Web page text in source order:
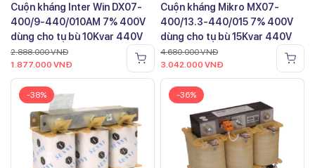
Cuộn kháng Inter Win DX07-
400/9-440/010AM 7% 400V
dùng cho tụ bù 10Kvar 440V
2.888.000VNĐ
1.877.000 VNĐ
Cuộn kháng Mikro MX07-
400/13.3-440/015 7% 400V
dùng cho tụ bù 15Kvar 440V
4.680.000VNĐ
3.042.000 VNĐ
-38% -36%